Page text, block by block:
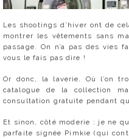
Les shootings d’hiver ont de
montrer les vêtements sans
passage. On n’a pas des vies
vous le fais pas dire !
Or donc, la laverie. Où l’on
catalogue de la collection
consultation gratuite pendant
Et sinon, côté moderie : je ne
parfaite signée Pimkie (qui